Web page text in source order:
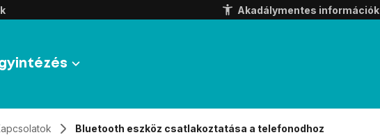
Akadálymentes információk
Bluetooth eszköz csatlakoztatása a telefonodhoz